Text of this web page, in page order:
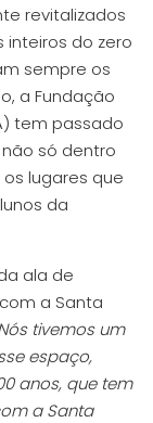
revitalizados
inteiros do zero
sempre os
a Fundação
tem passado
só dentro
lugares que
da
ala de
a Santa
tivemos um
espaço,
anos, que tem
a Santa